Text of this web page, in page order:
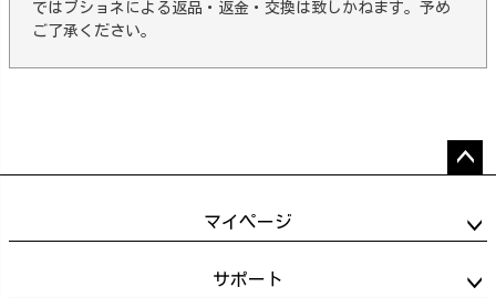
ではブショネによる返品・返金・交換は致しかねます。予め
ご了承ください。
ップ
マイページ
サポート